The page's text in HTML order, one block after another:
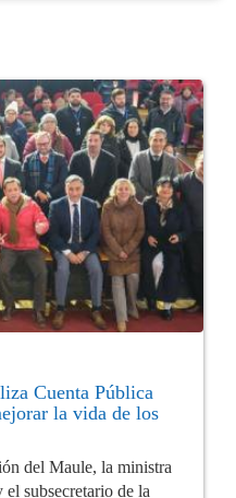
Cuenta Pública
la vida de los
del Maule, la ministra
subsecretario de la